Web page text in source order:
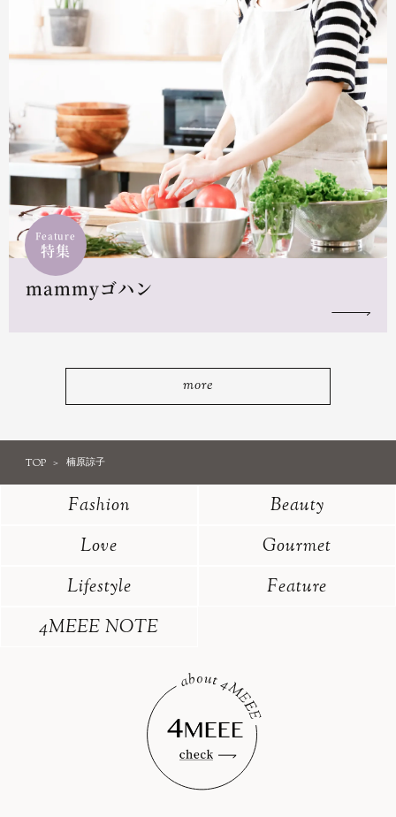
Feature
特集
mammyゴハン
more
TOP 楠原諒子
Fashion
Beauty
Love
Gourmet
Lifestyle
Feature
4MEEE NOTE